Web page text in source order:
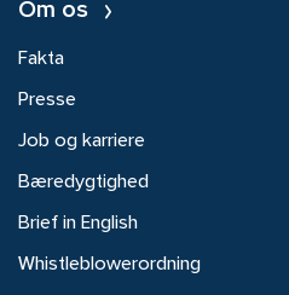
Om os
Fakta
Presse
Job og karriere
Bæredygtighed
Brief in English
Whistleblowerordning